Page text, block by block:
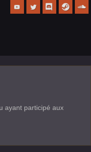
ayant participé aux